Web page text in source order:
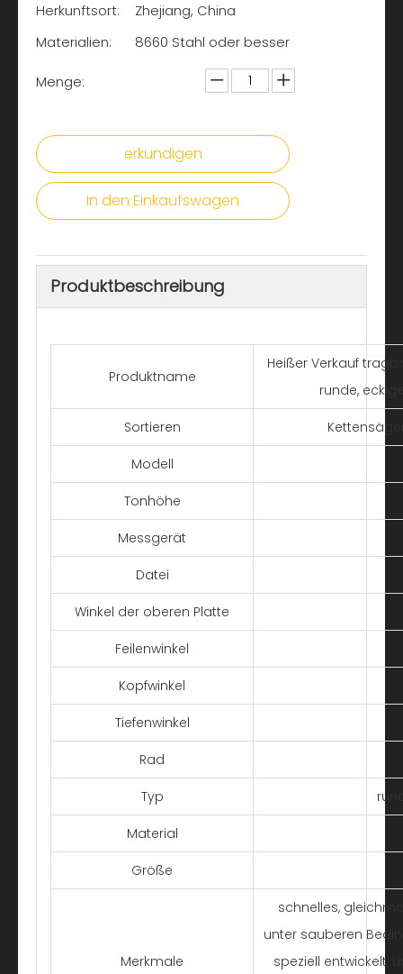
Herkunftsort:
Zhejiang, China
Materialien:
8660 Stahl oder besser
Menge:
erkundigen
In den Einkaufswagen
Produktbeschreibung
Produktname
Heißer Verkauf
runde,
Sortieren
Modell
Tonhöhe
Messgerät
Datei
Winkel der oberen Platte
Feilenwinkel
Kopfwinkel
Tiefenwinkel
Rad
Typ
Material
Größe
Merkmale
schnelles,
unter sauberen
speziell entwickelt,